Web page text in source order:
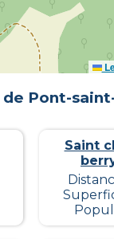
de Pont-
Saint